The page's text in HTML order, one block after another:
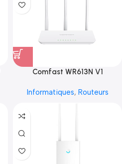
Comfast WR613N V1
Informatiques, Routeurs